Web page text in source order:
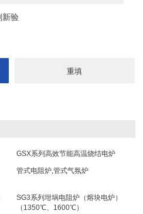
GSX系列高效节能高温烧结电炉
管式电阻炉,管式气氛炉
SG3系列坩埚电阻炉（熔块电炉）
（1350℃、1600℃）